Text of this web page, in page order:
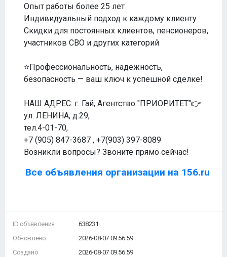
Опыт работы более 25 лет
Индивидуальный подход к каждому клиенту
Скидки для постоянных клиентов, пенсионеров,
участников СВО и других категорий
⭐Профессиональность, надежность,
безопасность — ваш ключ к успешной сделке!
НАШ АДРЕС: г. Гай, Агентство "ПРИОРИТЕТ"👉
ул. ЛЕНИНА, д.29,
тел.4-01-70,
+7 (905) 847-3687 , +7(903) 397-8089
Возникли вопросы? Звоните прямо сейчас!
Все объявления организации на 156.ru
ID объявления
Обновлено
Создано
638231
2026-08-07 09:56:59
2026-08-07 09:56:59